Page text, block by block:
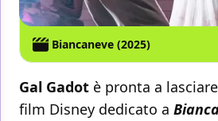
Biancaneve (2025)
Gal Gadot è pronta a
film Disney dedicato a